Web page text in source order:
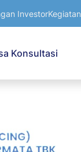
InvestorKegiatan
Konsultasi